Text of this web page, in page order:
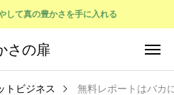
して真の豊かさを手に入れる
さの扉
トビジネス 無料レポートはバカ